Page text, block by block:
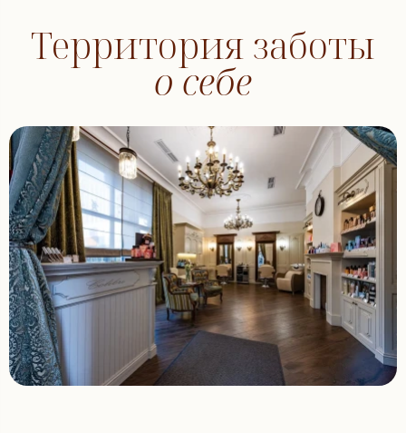
Территория заботы
о себе